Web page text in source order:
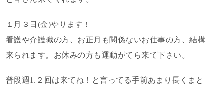
１月３日(金)やります！
看護や介護職の方、お正月も関係ないお仕事の方、結構
来られます。お休みの方も運動がてら来て下さい。
普段週1.２回は来てね！と言ってる手前あまり長くまと